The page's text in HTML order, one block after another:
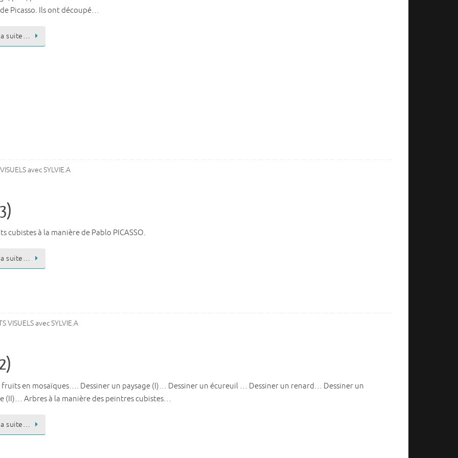
Picasso. Ils ont découpé…
suite…
avec SYLVIE.A
cubistes à la manière de Pablo PICASSO.
suite…
VISUELS avec SYLVIE.A
fruits en mosaïques…. Dessiner un paysage (I)… Dessiner un écureuil … Dessiner un renard… Dessiner un
(II)… Arbres à la manière des peintres cubistes…
suite…